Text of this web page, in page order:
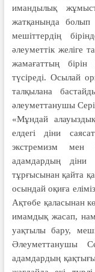
имандылық
жатқанында
мешіттердің
әлеуметтік желіге
жамағаттың
түсіреді. Осылай
талқылана
әлеуметтанушы
«Мұндай
елдегі діни
экстремизм мен
адамдардың діни
тұрғысынан қайта
осындай оқиға
Ақтөбе қаласынан
имамдық жасап,
уақтылы бару,
Әлеуметтанушы
адамдардың